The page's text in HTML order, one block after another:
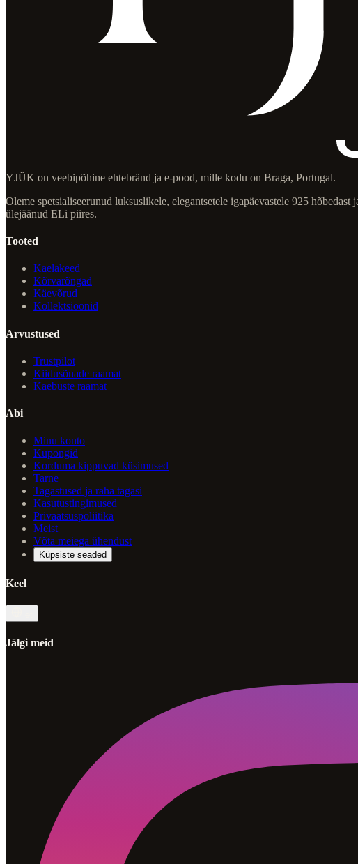
YJÜK on veebipõhine ehtebränd ja e-pood, mille kodu on Braga, Portugal.
Oleme spetsialiseerunud luksuslikele, elegantsetele igapäevastele 925
ülejäänud ELi piires.
Tooted
Kaelakeed
Kõrvarõngad
Käevõrud
Kollektsioonid
Arvustused
Trustpilot
Kiidusõnade raamat
Kaebuste raamat
Abi
Minu konto
Kupongid
Korduma kippuvad küsimused
Tarne
Tagastused ja raha tagasi
Kasutustingimused
Privaatsuspoliitika
Meist
Võta meiega ühendust
Küpsiste seaded
Keel
Jälgi meid